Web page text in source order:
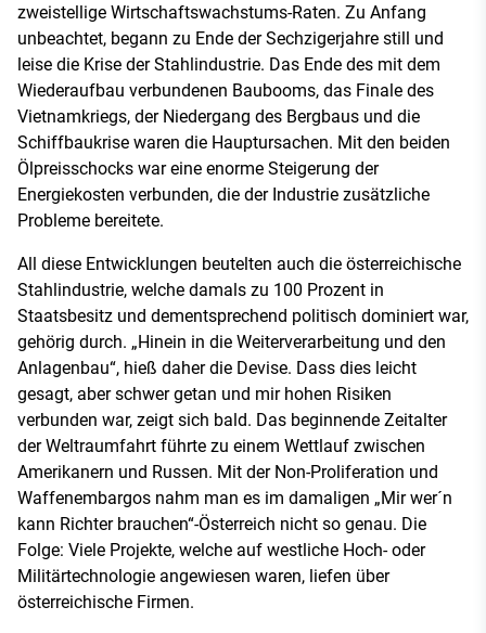
zweistellige Wirtschaftswachstums-Raten. Zu Anfang
unbeachtet, begann zu Ende der Sechzigerjahre still und
leise die Krise der Stahlindustrie. Das Ende des mit dem
Wiederaufbau verbundenen Baubooms, das Finale des
Vietnamkriegs, der Niedergang des Bergbaus und die
Schiffbaukrise waren die Hauptursachen. Mit den beiden
Ölpreisschocks war eine enorme Steigerung der
Energiekosten verbunden, die der Industrie zusätzliche
Probleme bereitete.
All diese Entwicklungen beutelten auch die österreichische
Stahlindustrie, welche damals zu 100 Prozent in
Staatsbesitz und dementsprechend politisch dominiert war,
gehörig durch. „Hinein in die Weiterverarbeitung und den
Anlagenbau“, hieß daher die Devise. Dass dies leicht
gesagt, aber schwer getan und mir hohen Risiken
verbunden war, zeigt sich bald. Das beginnende Zeitalter
der Weltraumfahrt führte zu einem Wettlauf zwischen
Amerikanern und Russen. Mit der Non-Proliferation und
Waffenembargos nahm man es im damaligen „Mir wer´n
kann Richter brauchen“-Österreich nicht so genau. Die
Folge: Viele Projekte, welche auf westliche Hoch- oder
Militärtechnologie angewiesen waren, liefen über
österreichische Firmen.